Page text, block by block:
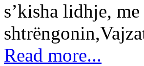
s’kisha lidhje,
Read more...